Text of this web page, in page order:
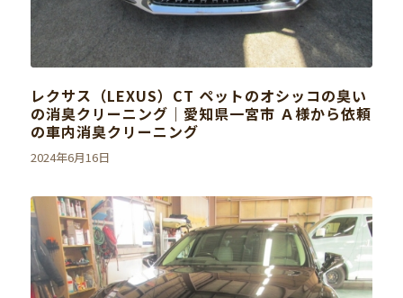
レクサス（LEXUS）CT ペットのオシッコの臭い
の消臭クリーニング｜愛知県一宮市 Ａ様から依頼
の車内消臭クリーニング
2024年6月16日